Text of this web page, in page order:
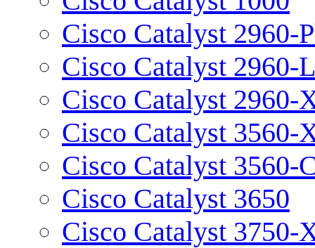
Cisco Catalyst 2960-
Cisco Catalyst 2960-L
Cisco Catalyst 2960-
Cisco Catalyst 3560-
Cisco Catalyst 3560-
Cisco Catalyst 3650
Cisco Catalyst 3750-